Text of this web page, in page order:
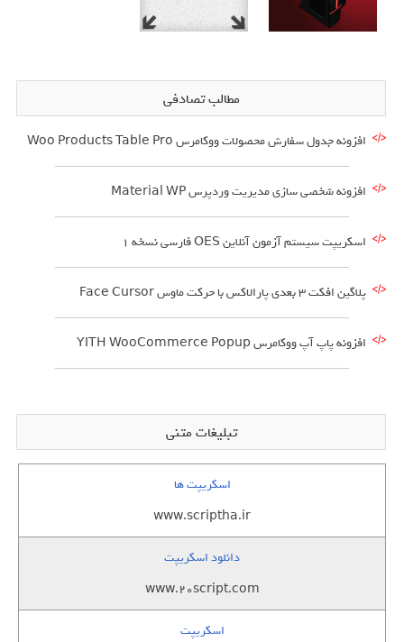
مطالب تصادفی
افزونه جدول سفارش محصولات ووکامرس Woo Products Table Pro
افزونه شخصی سازی مدیریت وردپرس Material WP
اسکریپت سیستم آزمون آنلاین OES فارسی نسخه 1
پلاگین افکت 3 بعدی پارالاکس با حرکت ماوس Face Cursor
افزونه پاپ آپ ووکامرس YITH WooCommerce Popup
تبلیغات متنی
اسکریپت ها
www.scriptha.ir
دانلود اسکریپت
www.20script.com
اسکریپت